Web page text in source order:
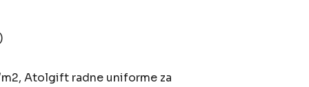
Atolgift radne uniforme za